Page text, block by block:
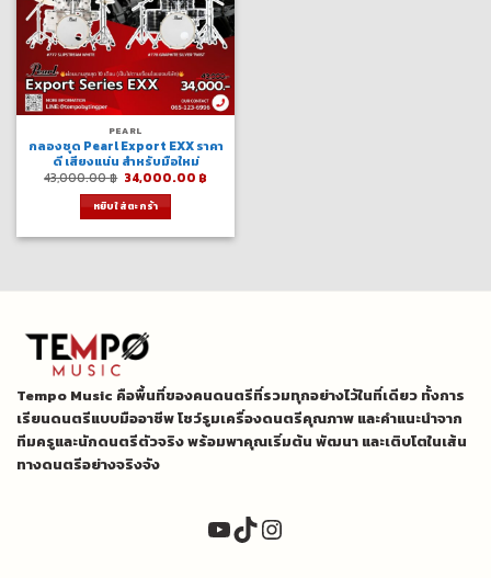
PEARL
กลองชุด Pearl Export EXX ราคา
ดี เสียงแน่น สำหรับมือใหม่
43,000.00฿ Original
price
was:
43,000.00 ฿.
34,000.00 ฿Current
หยิบใส่ตะกร้า
Tempo Music คือพื้นที่ของคนดนตรีที่รวมทุกอย่างไว้ในที่เดียว ทั้งการ
เรียนดนตรีแบบมืออาชีพ โชว์รูมเครื่องดนตรีคุณภาพ และคำแนะนำจาก
ทีมครูและนักดนตรีตัวจริง พร้อมพาคุณเริ่มต้น พัฒนา และเติบโตในเส้น
ทางดนตรีอย่างจริงจัง
YouTube
TikTok
Instagram